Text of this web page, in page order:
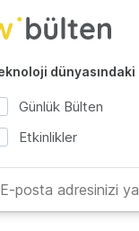
Günlük Bülten
Etkinlikler